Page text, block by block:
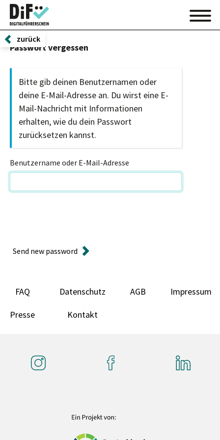
zurück
Passwort vergessen
Bitte gib deinen Benutzernamen oder
deine E-Mail-Adresse an. Du wirst eine E-
Mail-Nachricht mit Informationen
erhalten, wie du dein Passwort
zurücksetzen kannst.
Benutzername oder E-Mail-Adresse
Send new password
FAQ Datenschutz AGB Impressum
Presse Kontakt